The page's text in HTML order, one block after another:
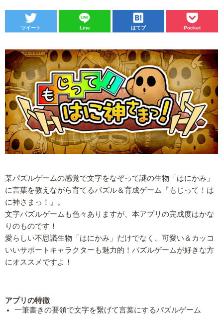
ツイート Line はてブ Pocket
某パズルゲームの感覚で文字をなぞって謎の生物「はにかみ」
に言葉を教えながら育てるパズル＆育成ゲーム『もじって！は
に神さまっ！』。
文字パズルゲームも色々ありますが、本アプリの完成度はかな
りのものです！
愛らしい不思議生物「はにかみ」だけでなく、可愛い＆カッコ
いいサポートキャラクターも魅力的！パズルゲームが好きな方
にオススメですよ！
アプリの特徴
一筆書きの要領で文字を繋げて言葉にするパズルゲーム